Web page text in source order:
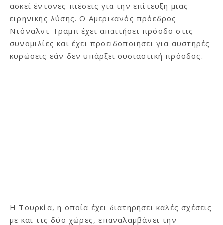
ασκεί έντονες πιέσεις για την επίτευξη μιας
ειρηνικής λύσης. Ο Αμερικανός πρόεδρος
Ντόναλντ Τραμπ έχει απαιτήσει πρόοδο στις
συνομιλίες και έχει προειδοποιήσει για αυστηρές
κυρώσεις εάν δεν υπάρξει ουσιαστική πρόοδος.
Η Τουρκία, η οποία έχει διατηρήσει καλές σχέσεις
με και τις δύο χώρες, επαναλαμβάνει την